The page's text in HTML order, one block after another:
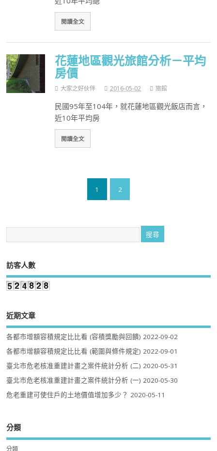
閱讀全文
花蓮地區觀光旅館分析－平均
房價
大家之好伙伴 2016-05-02 旅館
民國95年至104年，就花蓮地區觀光飯店而言，
近10年平均房
閱讀全文
1 2
訪客人數
近期文章
各都市增額容積規定比比看 (容積獎勵與回饋) 2022-09-02
各都市增額容積規定比比看 (範圍與條件規定) 2022-09-01
臺北市危老核准重建計畫之案件統計分析 (二) 2020-05-31
臺北市危老核准重建計畫之案件統計分析 (一) 2020-05-30
危老重建可使住戶的土地價值增加多少？ 2020-05-11
分類
分類